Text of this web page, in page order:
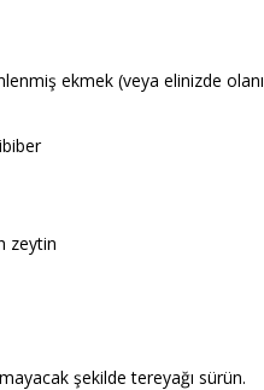
ekmek (veya elinizde olanı
zeytin
şekilde tereyağı sürün.